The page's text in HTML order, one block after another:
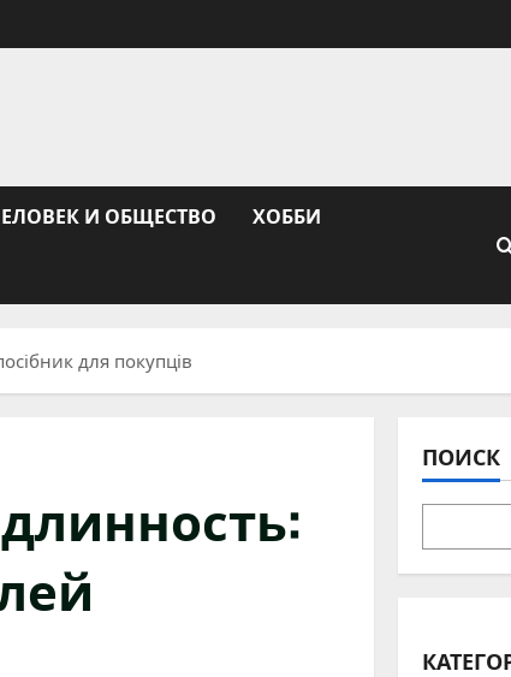
И ОБЩЕСТВО ХОББИ
для покупців
ПОИСК